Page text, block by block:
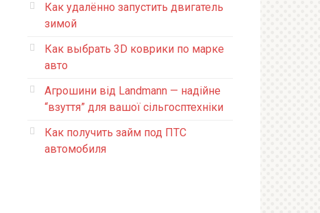
Как удалённо запустить двигатель
зимой
Как выбрать 3D коврики по марке
авто
Агрошини від Landmann — надійне
“взуття” для вашої сільгосптехніки
Как получить займ под ПТС
автомобиля